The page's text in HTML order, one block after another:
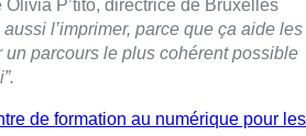
Olivia P’tito.“Le dernier taux de
de 76%. Ça veut dire soit un retour
de formation dans un autre
P’tito, directrice deBruxelles